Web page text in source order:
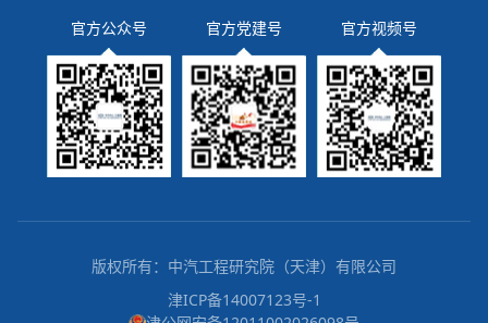
官方公众号 官方党建号 官方视频号
版权所有：中汽工程研究院（天津）有限公司
津ICP备14007123号-1